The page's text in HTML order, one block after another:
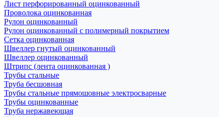
Лист перфорированный оцинкованный
Проволока оцинкованная
Рулон оцинкованный
Рулон оцинкованный с полимерный покрытием
Сетка оцинкованная
Швеллер гнутый оцинкованный
Швеллер оцинкованный
Штрипс (лента оцинкованная )
Трубы стальные
Труба бесшовная
Трубы стальные прямошовные электросварные
Трубы оцинкованные
Труба нержавеющая